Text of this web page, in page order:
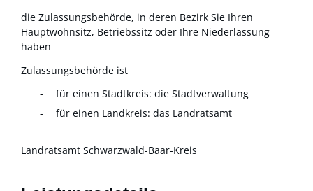
die Zulassungsbehörde, in deren Bezirk Sie Ihren
Hauptwohnsitz, Betriebssitz oder Ihre Niederlassung
haben
Zulassungsbehörde ist
für einen Stadtkreis: die Stadtverwaltung
für einen Landkreis: das Landratsamt
Landratsamt Schwarzwald-Baar-Kreis